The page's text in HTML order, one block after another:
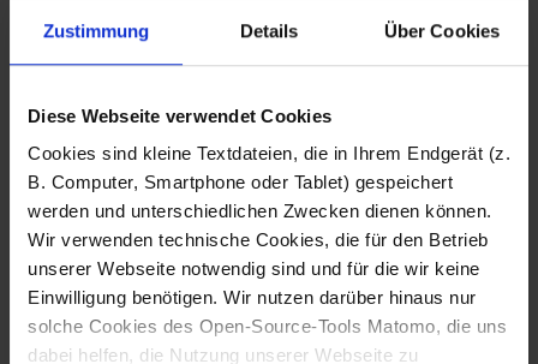
Zustimmung Details Über Cookies
Diese Webseite verwendet Cookies
Cookies sind kleine Textdateien, die in Ihrem Endgerät (z.
B. Computer, Smartphone oder Tablet) gespeichert
werden und unterschiedlichen Zwecken dienen können.
Wir verwenden technische Cookies, die für den Betrieb
unserer Webseite notwendig sind und für die wir keine
Einwilligung benötigen. Wir nutzen darüber hinaus nur
solche Cookies des Open-Source-Tools Matomo, die uns
dabei helfen, die Nutzung unserer Webseite zu
Fotografo: Lorenz
Sternbach
Download
Fotografo: Lorenz
Sternbach
Download